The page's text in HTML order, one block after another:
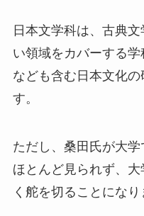
日本文学科は、古典
い領域をカバーする
なども含む日本文化
す。
ただし、桑田氏が大
ほとんど見られず、
く舵を切ることになり